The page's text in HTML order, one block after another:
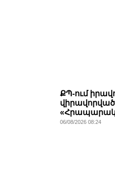
ՔՊ-ում
06/08/2026 08:24